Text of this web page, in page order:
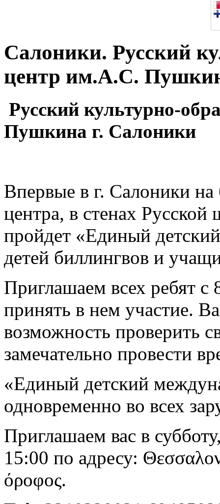
Салоники. Русский
центр им.А.С.
Русский культурно-
Пушкина г. Салоники
Впервые в г. Салоники на
центра, в стенах
пройдет «Единый
детей биллингвов и
Приглашаем всех ребят
принять в нем участие.
возможность проверить
замечательно провести
«Единый детский
одновременно во всех
Приглашаем вас в
15:00 по адресу:
όροφος.